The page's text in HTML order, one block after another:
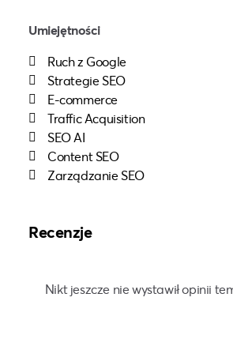
Umiejętności
Ruch z Google
Strategie SEO
E-commerce
Traffic Acquisition
SEO AI
Content SEO
Zarządzanie SEO
Recenzje
Nikt jeszcze nie wystawił opinii